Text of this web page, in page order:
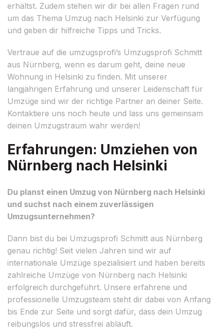
erhältst. Zudem stehen wir dir bei allen Fragen rund
um das Thema Umzug nach Helsinki zur Verfügung
und geben dir hilfreiche Tipps und Tricks.
Vertraue auf die umzugsprofi’s Umzugsprofi Schmitt
aus Nürnberg, wenn es darum geht, deine neue
Wohnung in Helsinki zu finden. Mit unserer
langjährigen Erfahrung und unserer Leidenschaft für
Umzüge sind wir der richtige Partner an deiner Seite.
Kontaktiere uns noch heute und lass uns gemeinsam
deinen Umzugstraum wahr werden!
Erfahrungen: Umziehen von
Nürnberg nach Helsinki
Du planst einen Umzug von Nürnberg nach Helsinki
und suchst nach einem zuverlässigen
Umzugsunternehmen?
Dann bist du bei Umzugsprofi Schmitt aus Nürnberg
genau richtig! Seit vielen Jahren sind wir auf
internationale Umzüge spezialisiert und haben bereits
zahlreiche Umzüge von Nürnberg nach Helsinki
erfolgreich durchgeführt. Unsere erfahrene und
professionelle Umzugsteam steht dir dabei von Anfang
bis Ende zur Seite und sorgt dafür, dass dein Umzug
reibungslos und stressfrei abläuft.